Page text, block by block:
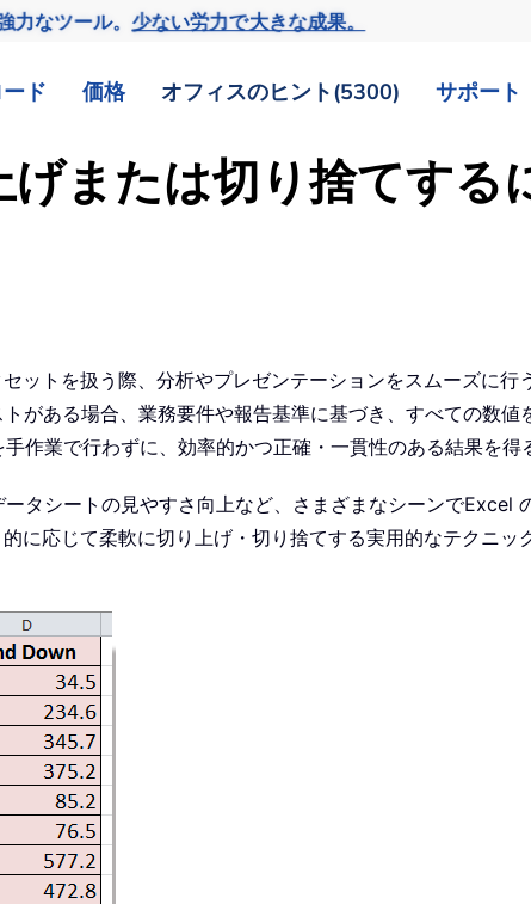
力なツール。少ない労力で大きな成果。
ド 価格 オフィスのヒント(5300) サポート
または切り捨てする
ットを扱う際、分析やプレゼンテーションをスムーズに行
がある場合、業務要件や報告基準に基づき、すべての数
作業で行わずに、効率的かつ正確・一貫性のある結果を得
タシートの見やすさ向上など、さまざまなシーンでExcel
に応じて柔軟に切り上げ・切り捨てする実用的なテクニ